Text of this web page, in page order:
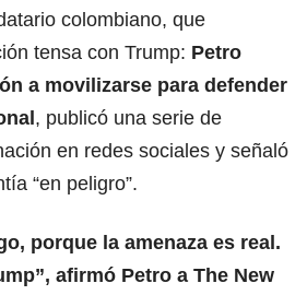
colombiano, que
tensa con Trump: Petro
a movilizarse para defender
, publicó una serie de
en redes sociales y señaló
“en peligro”.
porque la amenaza es real.
afirmó Petro a The New